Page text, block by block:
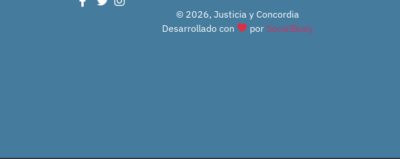
© 2026, Justicia y Concordia
Desarrollado con
por SocialBuey